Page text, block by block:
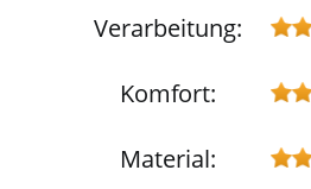
Verarbeitung:
Komfort:
Material: